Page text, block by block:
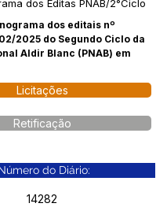
dos Editas PNAB/2°Ciclo
dos editais nº
2025 do Segundo Ciclo da
Aldir Blanc (PNAB) em
Licitações
Retificação
do Diário:
14282